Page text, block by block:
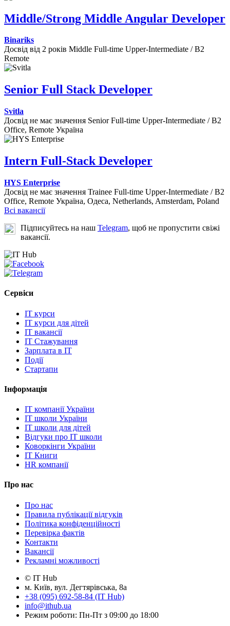
Middle/Strong Middle Angular Developer
Binariks
Досвід від 2 років Middle Full-time Upper-Intermediate / B2
Remote
Senior Full Stack Developer
Svitla
Досвід не має значення Senior Full-time Upper-Intermediate / B2
Office, Remote Україна
Intern Full-Stack Developer
HYS Enterprise
Досвід не має значення Trainee Full-time Upper-Intermediate / B2
Office, Remote Україна, Одеса, Netherlands, Amsterdam, Poland
Всі вакансії
Підписуйтесь на наш Telegram, щоб не пропустити свіжі
вакансії.
Сервіси
IT курси
IT курси для дітей
IT вакансії
IT Стажування
Зарплата в IT
Події
Стартапи
Інформація
IT компанії України
IT школи України
IT школи для дітей
Відгуки про IT школи
Коворкінги України
IT Книги
HR компанії
Про нас
Про нас
Правила публікації відгуків
Політика конфіденційності
Перевірка фактів
Контакти
Вакансії
Рекламні можливості
© IT Hub
м. Київ, вул. Дегтярівська, 8а
+38 (095) 692-58-84 (IT Hub)
info@ithub.ua
Режим роботи: Пн-Пт з 09:00 до 18:00